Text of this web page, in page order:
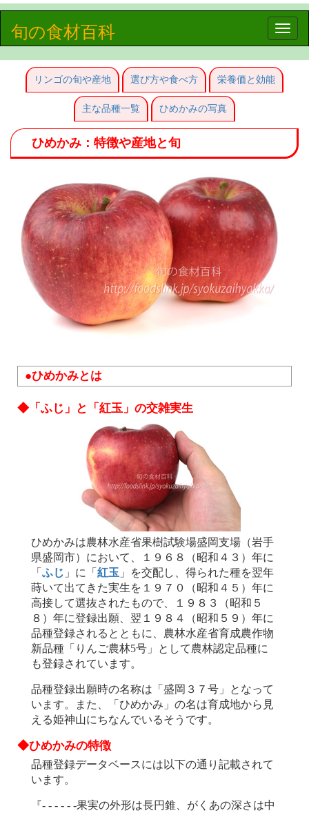
Toggle
旬の食材百科
リンゴの旬や産地 選び方や食べ方 栄養価と効能
主な品種一覧 ひめかみの写真
ひめかみ：特徴や産地と旬
●ひめかみとは
◆「ふじ」と「紅玉」の交雑実生
ひめかみは農林水産省果樹試験場盛岡支場（岩手
県盛岡市）において、１９６８（昭和４３）年に
「 ふじ 」に「 紅玉 」を交配し、得られた種を翌年
蒔いて出てきた実生を１９７０（昭和４５）年に
高接して選抜されたもので、１９８３（昭和５
８）年に登録出願、翌１９８４（昭和５９）年に
品種登録されるとともに、農林水産省育成農作物
新品種「りんご農林5号」として農林認定品種に
も登録されています。
品種登録出願時の名称は「盛岡３７号」となって
います。また、「ひめかみ」の名は育成地から見
える姫神山にちなんでいるそうです。
◆ひめかみの特徴
品種登録データベースには以下の通り記載されて
います。
『- - - - - -果実の外形は長円錐、がくあの深さは中